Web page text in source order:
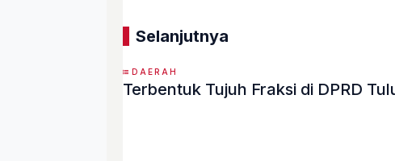
Selanjutnya
DAERAH
Terbentuk Tujuh Fraksi di DPRD